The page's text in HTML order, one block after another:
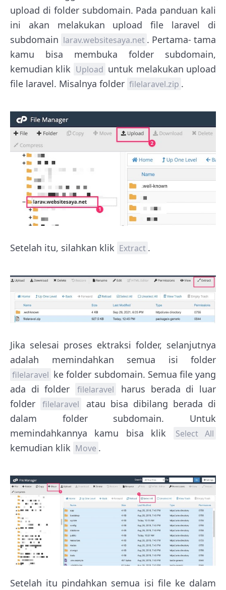
upload di folder subdomain. Pada panduan kali
ini akan melakukan upload file laravel di
subdomain larav.websitesaya.net . Pertama- tama
kamu bisa membuka folder subdomain,
kemudian klik Upload untuk melakukan upload
file laravel. Misalnya folder filelaravel.zip .
Setelah itu, silahkan klik Extract .
Jika selesai proses ektraksi folder, selanjutnya
adalah memindahkan semua isi folder
filelaravel ke folder subdomain. Semua file yang
ada di folder
filelaravel
harus berada di luar
folder
filelaravel
atau bisa dibilang berada di
dalam folder subdomain. Untuk
memindahkannya kamu bisa klik
Select All
kemudian klik Move .
Setelah itu pindahkan semua isi file ke dalam